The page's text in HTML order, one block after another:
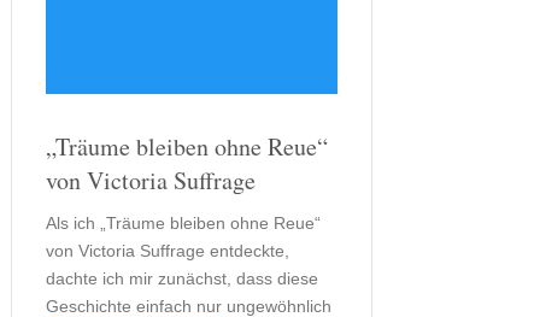
„Träume bleiben ohne Reue“
von Victoria Suffrage
Als ich „Träume bleiben ohne Reue“
von Victoria Suffrage entdeckte,
dachte ich mir zunächst, dass diese
Geschichte einfach nur ungewöhnlich